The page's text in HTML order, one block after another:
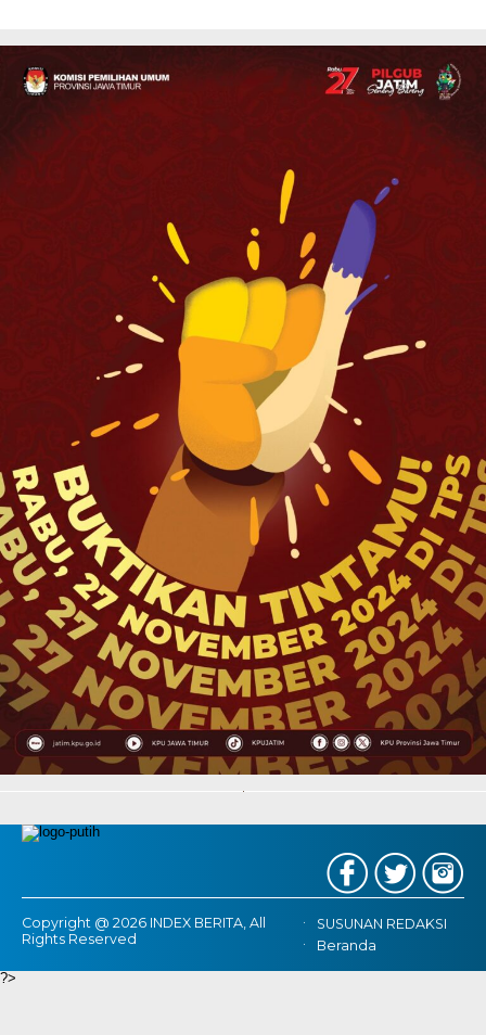
Copyright @ 2026 INDEX BERITA, All
Rights Reserved
SUSUNAN REDAKSI
Beranda
?>